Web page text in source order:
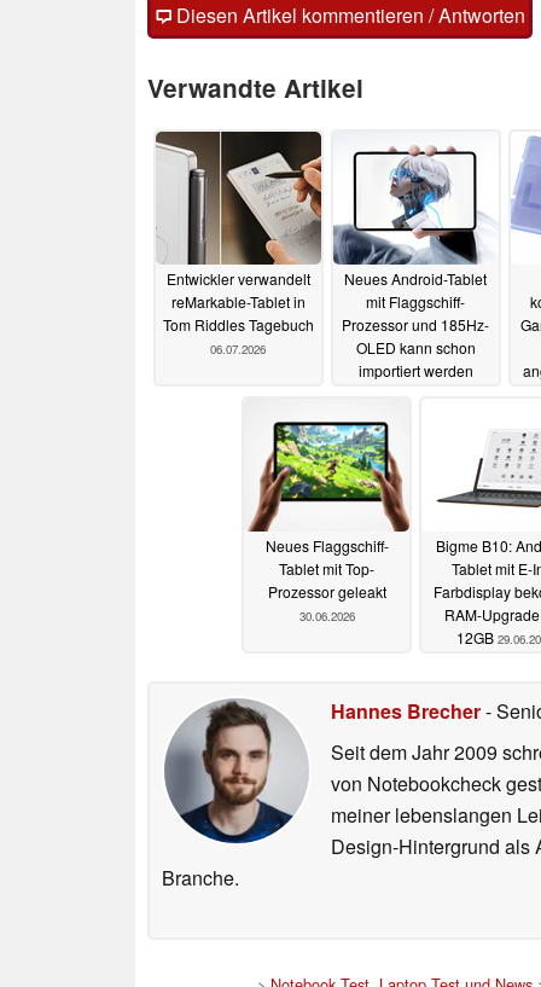
Diesen Artikel kommentieren / Antworten
Verwandte Artikel
Entwickler verwandelt
reMarkable-Tablet in
Tom Riddles Tagebuch
06.07.2026
Neues Android-Tablet
mit Flaggschiff-
Prozessor und 185Hz-
OLED kann schon
importiert werden
Neues Flaggschiff-
Tablet mit Top-
Prozessor geleakt
30.06.2026
Bigme B10:
Tablet mit E-
Farbdisplay
RAM-
12GB
Hannes Brecher-
Seit dem Jahr 2009
von Notebookcheck
meiner lebenslangen
Design-Hintergrund als
Branche.